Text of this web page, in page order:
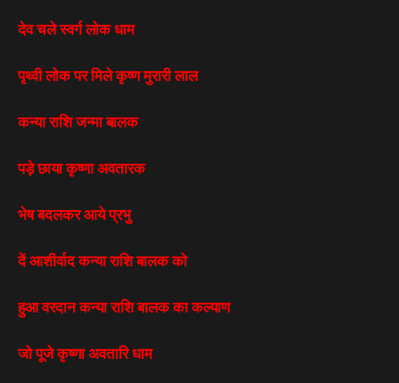
देव चले स्वर्ग लोक धाम
पृथ्वी लोक पर मिले कृष्ण मुरारी लाल
कन्या राशि जन्मा बालक
पड़े छाया कृष्णा अवतारक
भेष बदलकर आये प्रभु
दें आशीर्वाद कन्या राशि बालक को
हुआ वरदान कन्या राशि बालक का कल्याण
जो पूजे कृष्णा अवतारि धाम